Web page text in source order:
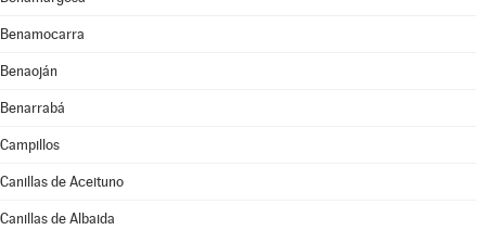
Benamocarra
Benaoján
Benarrabá
Campillos
Canillas de Aceituno
Canillas de Albaida